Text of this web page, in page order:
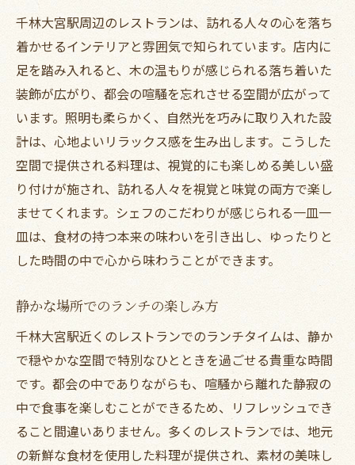
千林大宮駅周辺のレストランは、訪れる人々の心を落ち
着かせるインテリアと雰囲気で知られています。店内に
足を踏み入れると、木の温もりが感じられる落ち着いた
装飾が広がり、都会の喧騒を忘れさせる空間が広がって
います。照明も柔らかく、自然光を巧みに取り入れた設
計は、心地よいリラックス感を生み出します。こうした
空間で提供される料理は、視覚的にも楽しめる美しい盛
り付けが施され、訪れる人々を視覚と味覚の両方で楽し
ませてくれます。シェフのこだわりが感じられる一皿一
皿は、食材の持つ本来の味わいを引き出し、ゆったりと
した時間の中で心から味わうことができます。
静かな場所でのランチの楽しみ方
千林大宮駅近くのレストランでのランチタイムは、静か
で穏やかな空間で特別なひとときを過ごせる貴重な時間
です。都会の中でありながらも、喧騒から離れた静寂の
中で食事を楽しむことができるため、リフレッシュでき
ること間違いありません。多くのレストランでは、地元
の新鮮な食材を使用した料理が提供され、素材の美味し